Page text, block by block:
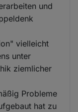
und
vielleicht
unter
ziemlicher
Probleme
hat zu